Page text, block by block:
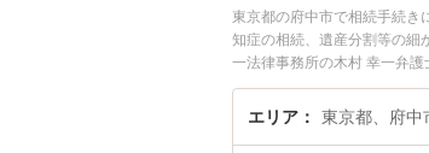
東京都の府中市で相続手続き
知症の相続、遺産分割等の細
一法律事務所の木村 幸一弁
談したい』『相続手続きのト
りの相談者さんにおすすめで
エリア 東京都、府中